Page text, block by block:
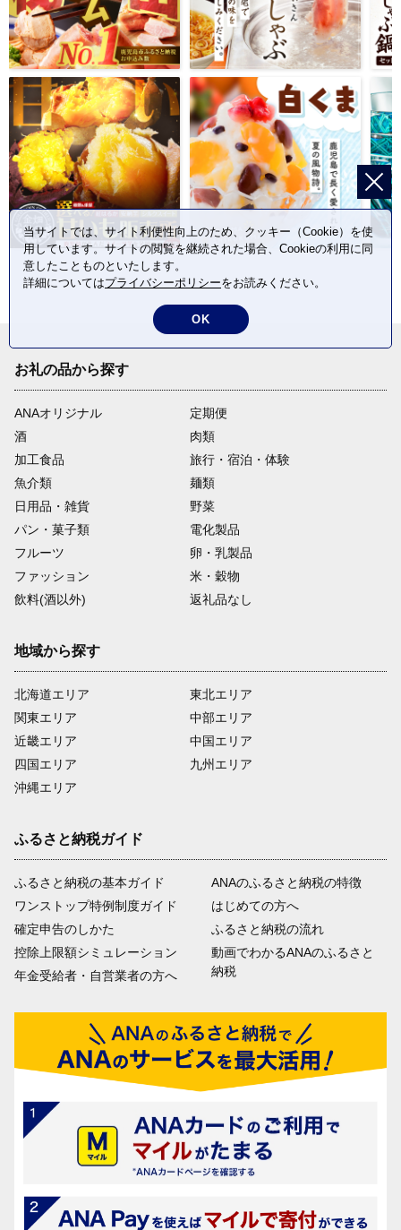
お礼の品から探す
ANAオリジナル
定期便
酒
肉類
加工食品
旅行・宿泊・体験
魚介類
麺類
日用品・雑貨
野菜
パン・菓子類
電化製品
フルーツ
卵・乳製品
ファッション
米・穀物
飲料(酒以外)
返礼品なし
地域から探す
北海道エリア
関東エリア
近畿エリア
四国エリア
沖縄エリア
東北エリア
中部エリア
中国エリア
九州エリア
ふるさと納税ガイド
ふるさと納税の基本ガイド
ワンストップ特例制度ガイド
確定申告のしかた
控除上限額シミュレーション
年金受給者・自営業者の方へ
ANAのふるさと納税の特徴
はじめての方へ
ふるさと納税の流れ
動画でわかるANAのふるさと
納税
当サイトでは、サイト利便性向上のため、クッキー（Cookie）を使
用しています。サイトの閲覧を継続された場合、Cookieの利用に同
意したことものといたします。
詳細についてはプライバシーポリシーをお読みください。
OK